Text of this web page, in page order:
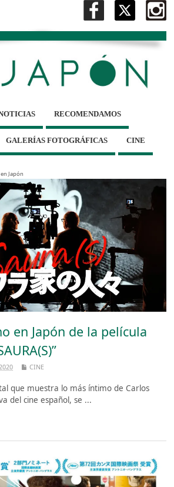
RECOMENDAMOS
GALERÍAS FOTOGRÁFICAS CINE
Japón
en Japón de la película
CINE
que muestra lo más íntimo de Carlos
del cine español, se ...